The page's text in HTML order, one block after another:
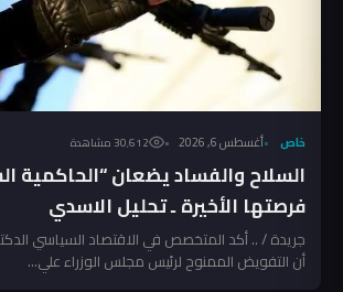
خاص أغسطس 6, 2026 30٬612 مشاهدة
السلاح والفساد يضعان “الحاكمية
فرصتها الأخيرة ـ تحليل الاسدي
جريدة / .. أكد المتخصص في الاقتصاد السياسي
أن التفويض الممنوح لرئيس مجلس الوزراء علي...